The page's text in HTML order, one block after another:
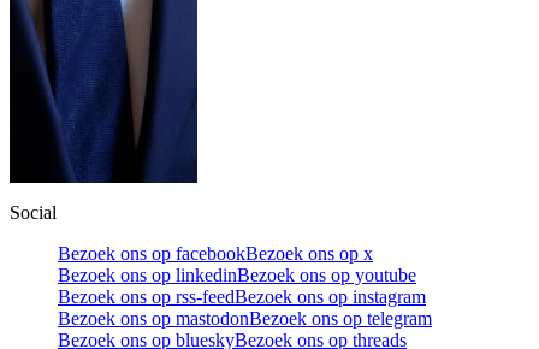
Social
Bezoek ons op facebookBezoek ons op x
Bezoek ons op linkedinBezoek ons op youtube
Bezoek ons op rss-feedBezoek ons op instagram
Bezoek ons op mastodonBezoek ons op telegram
Bezoek ons op blueskyBezoek ons op threads